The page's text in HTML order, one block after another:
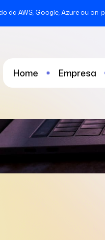
da AWS, Google, Azure ou
Home Empresa